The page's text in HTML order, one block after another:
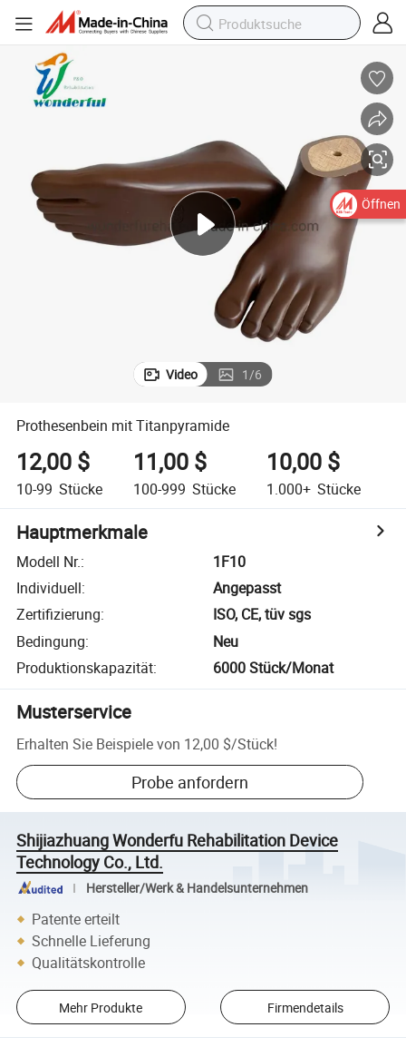
Video 1/6
Prothesenbein mit Titanpyramide
12,00 $
10-99 Stücke
11,00 $
100-999 Stücke
10,00 $
1.000+ Stücke
Hauptmerkmale
Modell Nr.:
1F10
Individuell:
Angepasst
Zertifizierung:
ISO, CE, tüv sgs
Bedingung:
Neu
Produktionskapazität: 6000 Stück/Monat
Musterservice
Erhalten Sie Beispiele von 12,00 $/Stück!
Probe anfordern
Shijiazhuang Wonderfu Rehabilitation Device
Technology Co., Ltd.
Hersteller/Werk & Handelsunternehmen
Patente erteilt
Schnelle Lieferung
Qualitätskontrolle
Mehr Produkte Firmendetails
Öffnen